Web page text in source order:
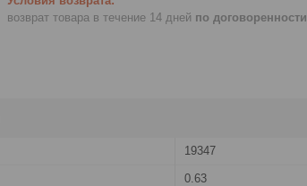
возврат товара в течение 14 дней по договоренности
19347
0.63